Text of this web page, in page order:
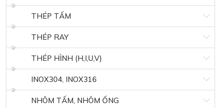
THÉP TẤM
THÉP RAY
THÉP HÌNH (H,I,U,V)
INOX304, INOX316
NHÔM TẤM, NHÔM ỐNG